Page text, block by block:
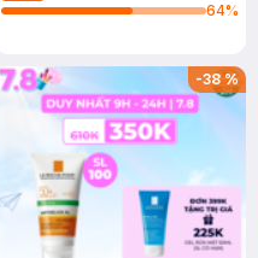
64%
-38%